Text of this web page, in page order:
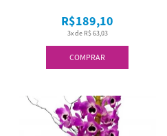
COMPRAR
3x de R$ 63,03
R$189,10